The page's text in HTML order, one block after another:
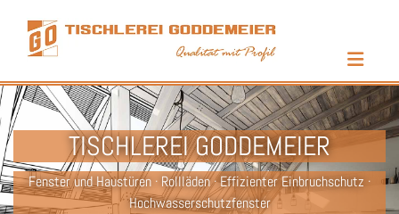
TISCHLEREI GODDEMEIER
Fenster und Haustüren · Rollläden · Effizienter Einbruchschutz ·
Hochwasserschutzfenster